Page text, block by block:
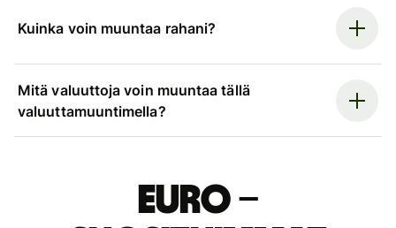
Kuinka voin muuntaa rahani?
Mitä valuuttoja voin muuntaa tällä
valuuttamuuntimella?
euro –